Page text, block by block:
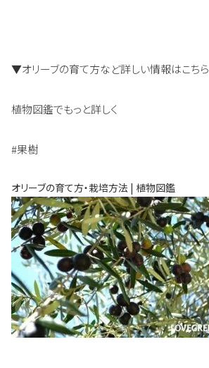
▼オリーブの育て方など詳しい情報はこちら
植物図鑑でもっと詳しく
#果樹
オリーブの育て方・栽培方法 | 植物図鑑